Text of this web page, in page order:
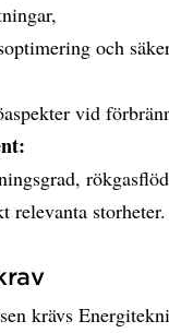
och
vid
relevanta storheter.
krävs